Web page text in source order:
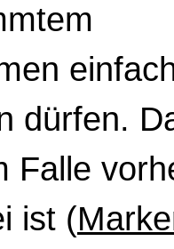
dürfen.
Falle
ist (